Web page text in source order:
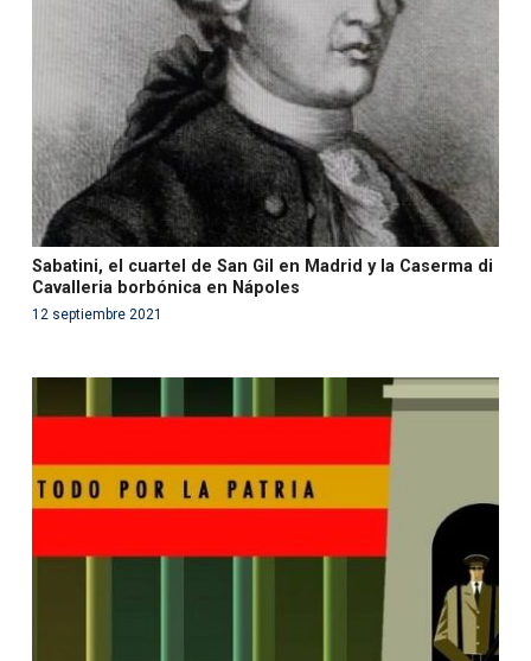
/var/www/acami.es/wp-
content/themes/fundcami/page-publicaciones.php
Sabatini, el cuartel de San Gil en Madrid y la Caserma di
Cavalleria borbónica en Nápoles
12 septiembre 2021
Warning: Use of undefined constant php - assumed
in/var/www/acami.es/wp-
content/themes/fundcami/page-publicaciones.php
on line99